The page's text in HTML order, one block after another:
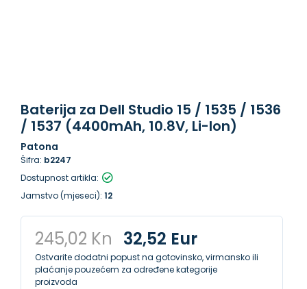
Baterija za Dell Studio 15 / 1535 / 1536
/ 1537 (4400mAh, 10.8V, Li-Ion)
Patona
Šifra: b2247
Dostupnost artikla:
Jamstvo (mjeseci): 12
245,02 Kn 32,52 Eur
Ostvarite dodatni popust na gotovinsko, virmansko ili
plaćanje pouzećem za određene kategorije
proizvoda